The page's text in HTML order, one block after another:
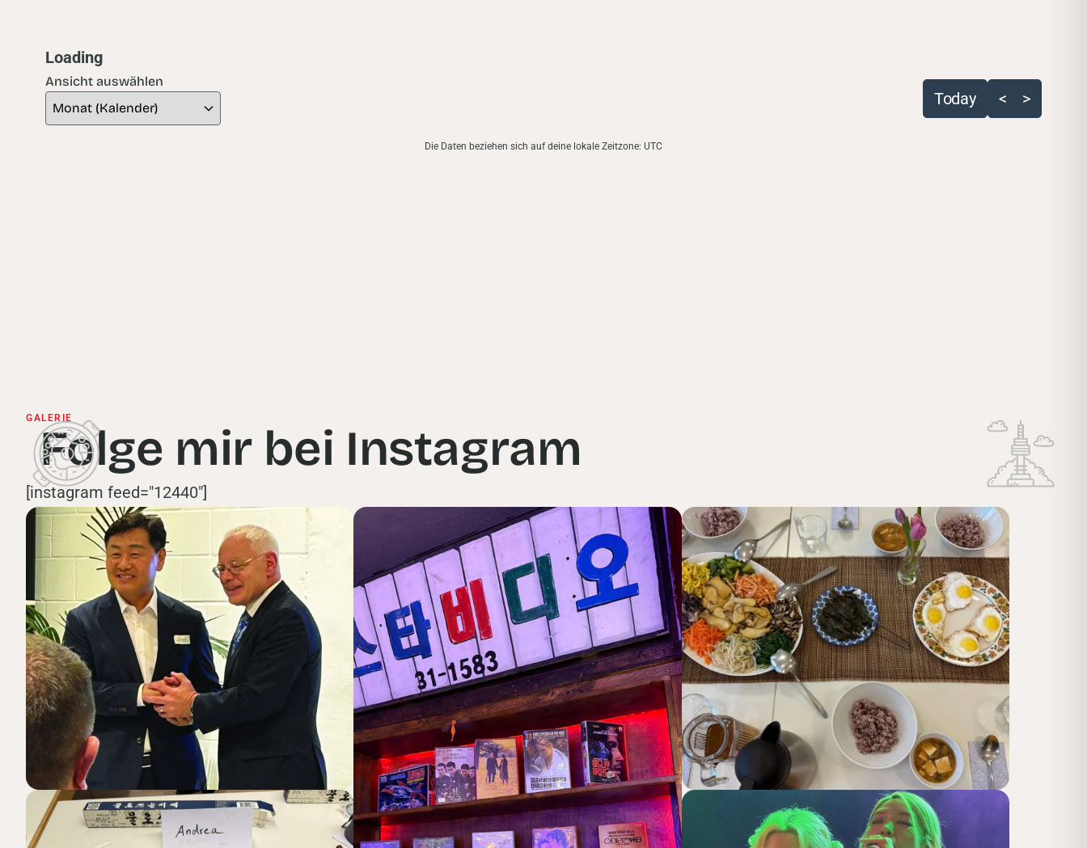
Skip Calendar
Loading - current view is dayGridMonth
Loading
Ansicht auswählen
Today < >
Die Daten beziehen sich auf deine lokale Zeitzone: UTC
GALERIE
Folge mir bei Instagram
[instagram feed="12440"]